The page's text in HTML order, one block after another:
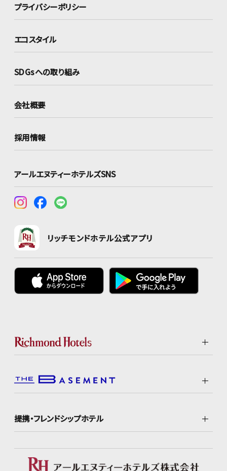
プライバシーポリシー
エコスタイル
SDGsへの取り組み
会社概要
採用情報
アールエヌティーホテルズSNS
リッチモンドホテル公式アプリ
提携・フレンドシップホテル